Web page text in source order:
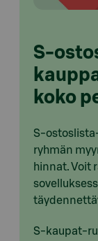
S-
koko
S-
ryhmän
hinnat. Voit
S-kaupat-